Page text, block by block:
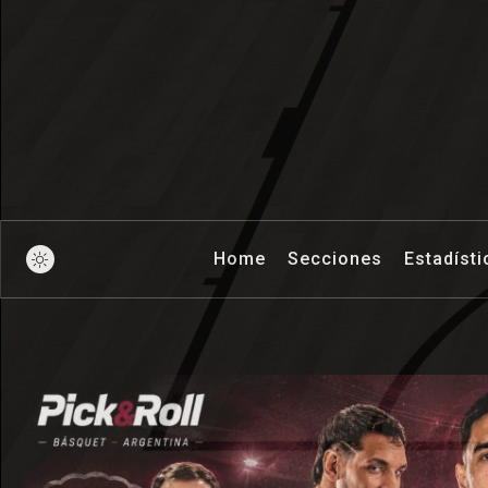
Pick And
Home Secciones